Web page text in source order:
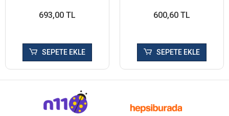
693,00 TL
SEPETE EKLE
600,60 TL
SEPETE EKLE